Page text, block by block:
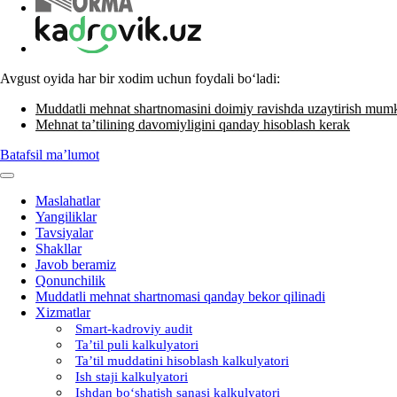
Avgust oyida har bir хodim uchun foydali boʻladi:
Muddatli mehnat shartnomasini doimiy ravishda uzaytirish
Mehnat ta’tilining davomiyligini qanday hisoblash kerak
Batafsil ma’lumot
Maslahatlar
Yangiliklar
Tavsiyalar
Shakllar
Javob beramiz
Qonunchilik
Muddatli mehnat shartnomasi qanday bekor qilinadi
Xizmatlar
Smart-kadroviy audit
Ta’til puli kalkulyatori
Ta’til muddatini hisoblash kalkulyatori
Ish staji kalkulyatori
Ishdan boʻshatish sanasi kalkulyatori